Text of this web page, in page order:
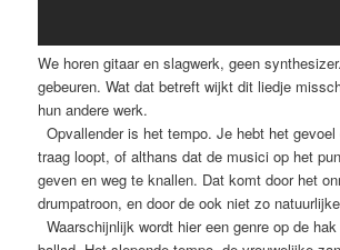
We horen gitaar en slagwerk, geen
gebeuren. Wat dat betreft wijkt dit liedje
hun andere werk.
Opvallender is het tempo. Je hebt het
traag loopt, of althans dat de musici op het
geven en weg te knallen. Dat komt door het
drumpatroon, en door de ook niet zo
Waarschijnlijk wordt hier een genre op de